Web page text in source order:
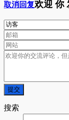
取消回复欢迎 你
搜索